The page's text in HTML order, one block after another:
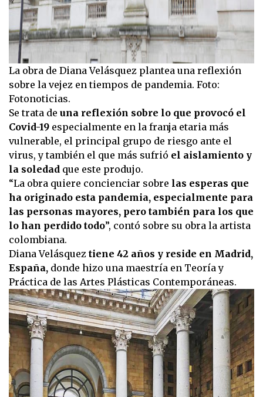
La obra de Diana Velásquez plantea una reflexión
sobre la vejez en tiempos de pandemia. Foto:
Fotonoticias.
Se trata de una reflexión sobre lo que provocó el
Covid-19 especialmente en la franja etaria más
vulnerable, el principal grupo de riesgo ante el
virus, y también el que más sufrió el aislamiento y
la soledad que este produjo.
“La obra quiere concienciar sobre las esperas que
ha originado esta pandemia, especialmente para
las personas mayores, pero también para los que
lo han perdido todo”, contó sobre su obra la artista
colombiana.
Diana Velásquez tiene 42 años y reside en Madrid,
España, donde hizo una maestría en Teoría y
Práctica de las Artes Plásticas Contemporáneas.